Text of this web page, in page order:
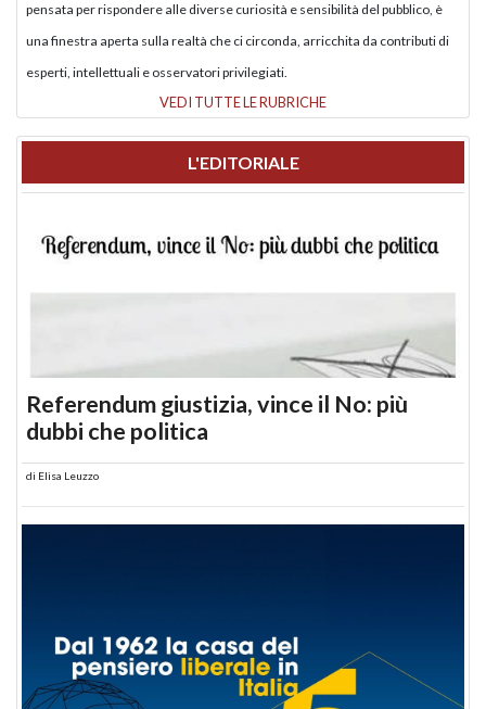
pensata per rispondere alle diverse curiosità e sensibilità del pubblico, è
una finestra aperta sulla realtà che ci circonda, arricchita da contributi di
esperti, intellettuali e osservatori privilegiati.
VEDI TUTTE LE RUBRICHE
L'EDITORIALE
Referendum giustizia, vince il No: più
dubbi che politica
di Elisa Leuzzo